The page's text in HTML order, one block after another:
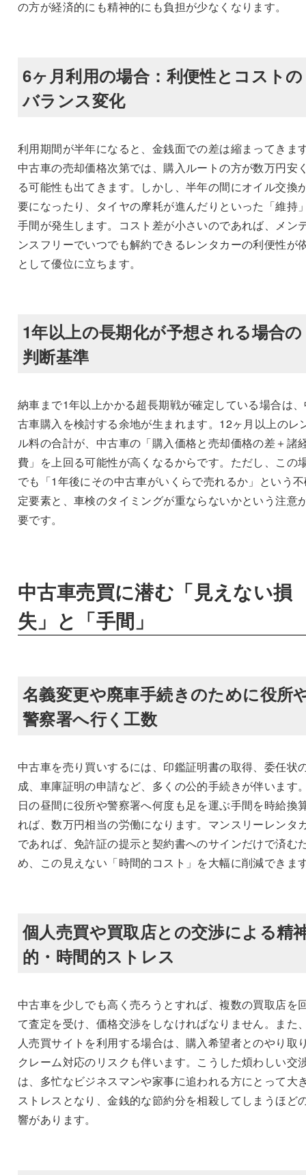
の方が経済的にも精神的にも負担が少なくなります。
6ヶ月利用の場合：利便性とコストの
バランス変化
利用期間が半年になると、金銭面での差は縮まってきま
中古車の売却価格次第では、購入ルートの方が数万円安
る可能性も出てきます。しかし、半年の間にオイル交換
要になったり、タイヤの摩耗が進んだりといった「維持
手間が発生します。コスト差が小さいのであれば、メン
ンスフリーでいつでも解約できるレンタカーの利便性が
として優位に立ちます。
1年以上の長期化が予想される場合の
判断基準
納車まで1年以上かかる超長期戦が確定している場合は
古車購入を検討する余地が生まれます。12ヶ月以上のレ
ル料の合計が、中古車の「購入価格と売却価格の差＋諸
費」を上回る可能性が高くなるからです。ただし、この
でも「1年後にその中古車がいくらで売れるか」という
定要素と、車検のタイミングが重ならないかという注意
要です。
中古車売買に潜む「見えない損
失」と「手間」
名義変更や廃車手続きのために役所
警察署へ行く工数
中古車を売り買いするには、印鑑証明書の取得、委任状
成、車庫証明の申請など、多くの公的手続きが伴います
日の昼間に役所や警察署へ何度も足を運ぶ手間を時給換
れば、数万円相当の労働になります。マンスリーレンタ
であれば、免許証の提示と契約書へのサインだけで済む
め、この見えない「時間的コスト」を大幅に削減できま
個人売買や買取店との交渉による精
的・時間的ストレス
中古車を少しでも高く売ろうとすれば、複数の買取店を
て査定を受け、価格交渉をしなければなりません。また
人売買サイトを利用する場合は、購入希望者とのやり取
クレーム対応のリスクも伴います。こうした煩わしい交
は、多忙なビジネスマンや家事に追われる方にとって大
ストレスとなり、金銭的な節約分を相殺してしまうほど
響があります。